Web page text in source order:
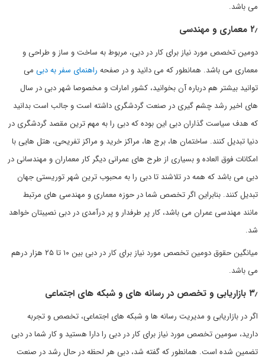
می باشد.
۲٫ معماری و مهندسی
دومین تخصص مورد نیاز برای کار در دبی، مربوط به ساخت و ساز و طراحی و
معماری می باشد. همانطور که می دانید و در صفحه راهنمای سفر به دبی می
توانید بیشتر هم درباره آن بخوانید، کشور امارات و مخصوصا شهر دبی در سال
های اخیر رشد چشم گیری در صنعت گردشگری داشته است و جالب است بدانید
که هدف سیاست گذاران دبی این بوده که دبی را به مهم ترین مقصد گردشگری در
دنیا تبدیل کنند. ساختمان ها، برج ها، مراکز خرید و مراکز تفریحی، هتل هایی با
امکانات فوق العاده و بسیاری از طرح های عمرانی دیگر کار معماران و مهندسانی در
دبی می باشد که همه در تلاشند تا دبی را به محبوب ترین شهر توریستی جهان
تبدیل کنند. بنابراین اگر تخصص شما در حوزه معماری و مهندسی های مرتبط
مانند مهندسی عمران می باشد، کار پر طرفدار و پر درآمدی در دبی نصیبتان خواهد
شد.
میانگین حقوق دومین تخصص مورد نیاز برای کار در دبی بین ۱۰ تا ۲۵ هزار درهم
می باشد.
۳٫ بازاریابی و تخصص در رسانه های و شبکه های اجتماعی
اگر در بازاریابی و مدیریت رسانه ها و شبکه های اجتماعی، تخصص و تجربه
دارید، سومین تخصص مورد نیاز برای کار در دبی را دارا هستید و کار شما در دبی
تضمین شده است. همانطور که گفته شد، دبی هر لحظه در حال رشد در صنعت